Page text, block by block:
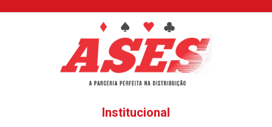
Institucional